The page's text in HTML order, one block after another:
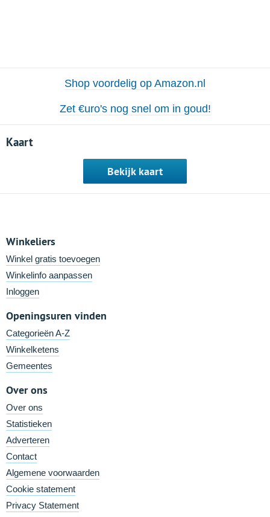
Shop voordelig op Amazon.nl
Zet €uro's nog snel om in goud!
Kaart
Bekijk kaart
Winkeliers
Winkel gratis toevoegen
Winkelinfo aanpassen
Inloggen
Openingsuren vinden
Categorieën A-Z
Winkelketens
Gemeentes
Over ons
Over ons
Statistieken
Adverteren
Contact
Algemene voorwaarden
Cookie statement
Privacy Statement